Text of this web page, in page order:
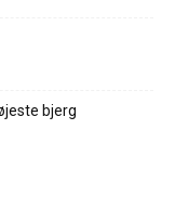
bjerg